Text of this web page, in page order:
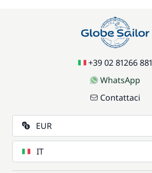
+39 02 81266 881
WhatsApp
Contattaci
EUR
IT